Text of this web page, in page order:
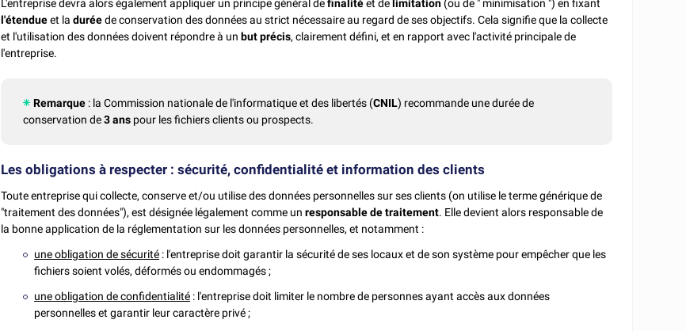
L'entreprise devra alors également appliquer un principe général definalitéet de limitation (ou de " minimisation ") en fixant
l'étendueet laduréede conservation des données au strict nécessaire au regard de ses objectifs. Cela signifie que la collecte
et l'utilisation des données doivent répondre à unbut précis, clairement défini, et en rapport avec l'activité principale de
l'entreprise.
Remarque : la Commission nationale de l'informatique et des libertés (CNIL) recommande une durée de
conservation de3 ans pour les fichiers clients ou prospects.
Les obligations à respecter : sécurité, confidentialité et information des clients
Toute entreprise qui collecte, conserve et/ou utilise des données personnelles sur ses clients (on utilise le terme générique de
"traitement des données"), est désignée légalement comme unresponsable de traitement. Elle devient alors responsable de
la bonne application de la réglementation sur les données personnelles, et notamment :
une obligation de sécurité : l'entreprise doit garantir la sécurité de ses locaux et de son système pour empêcher que les
fichiers soient volés, déformés ou endommagés ;
une obligation de confidentialité : l'entreprise doit limiter le nombre de personnes ayant accès aux données
personnelles et garantir leur caractère privé ;